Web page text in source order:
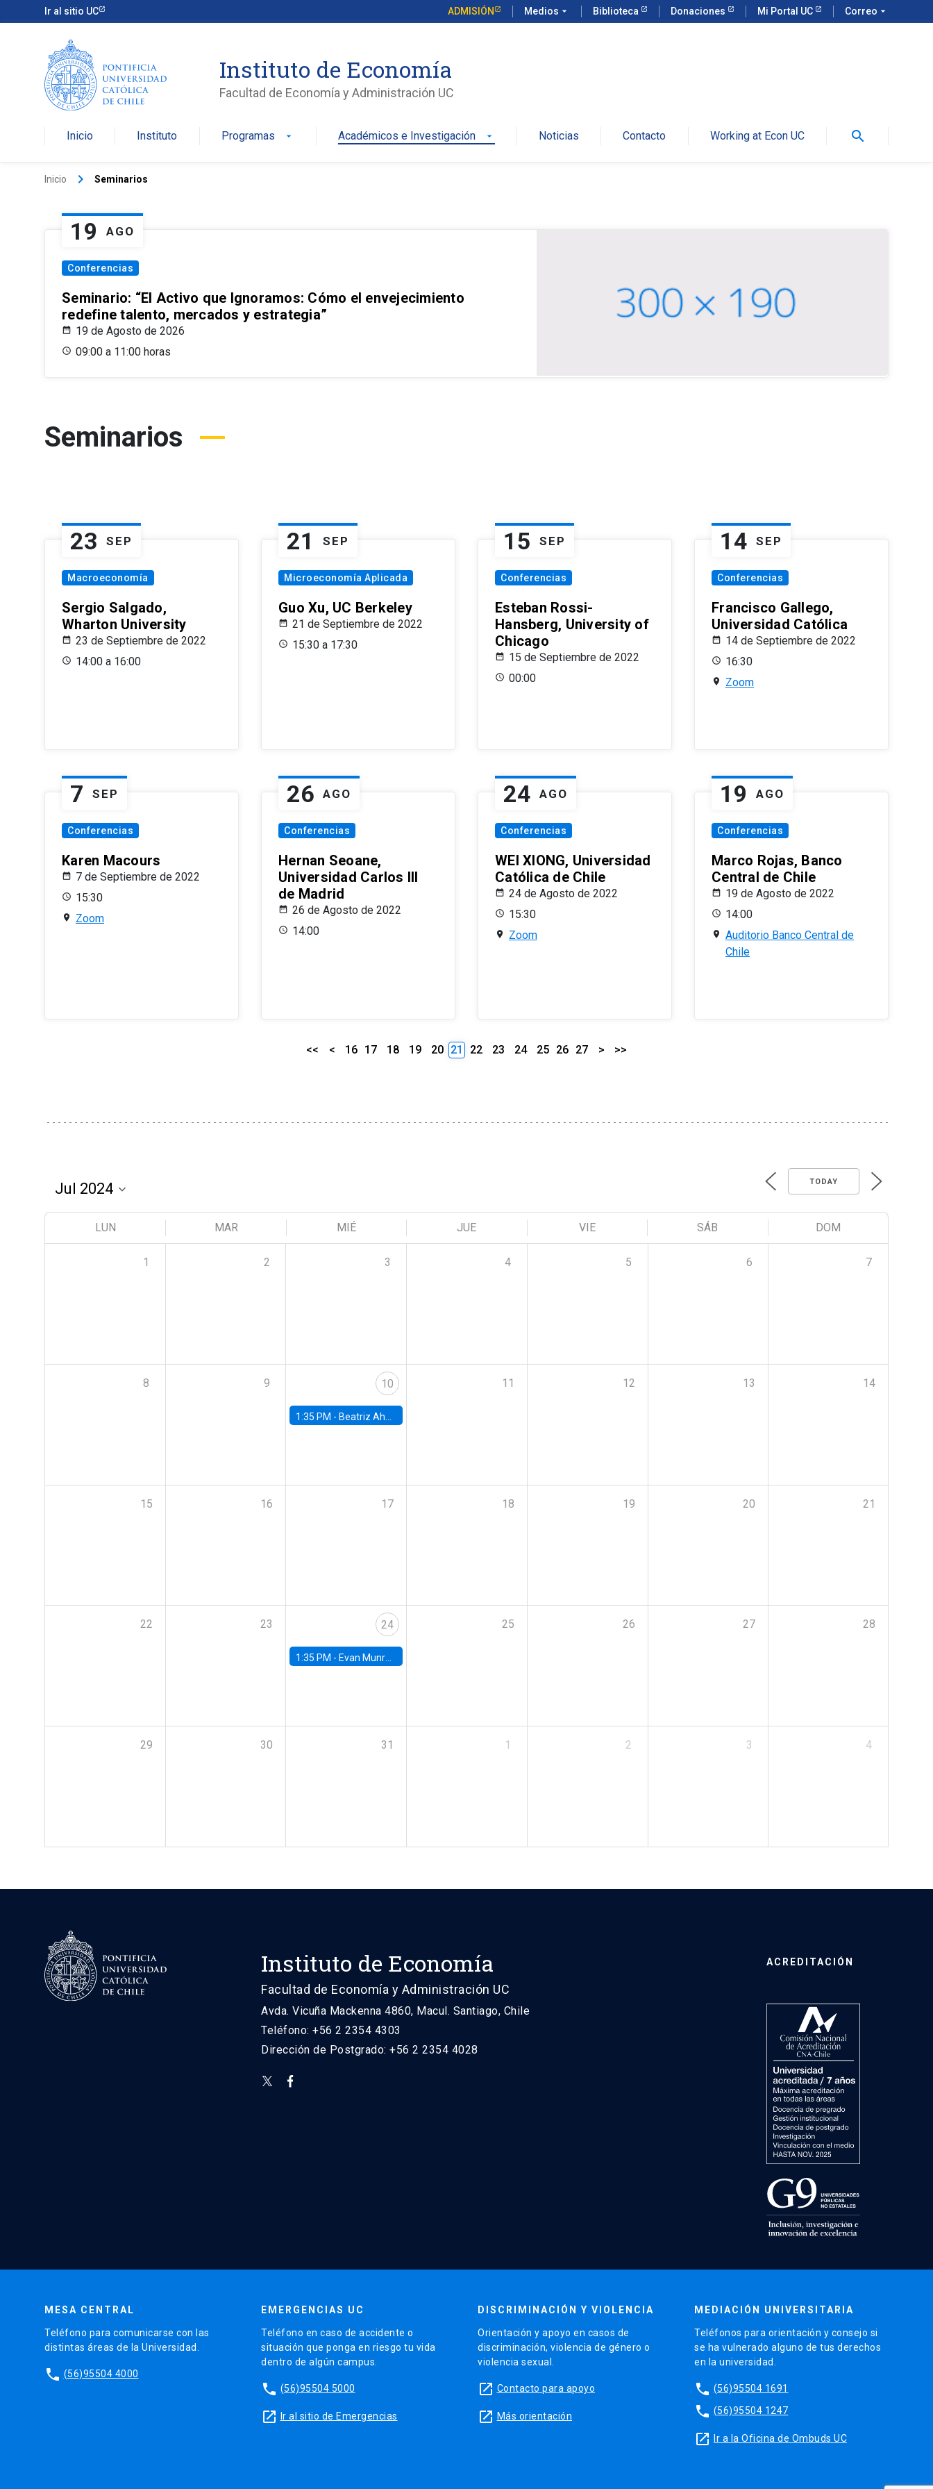
Ir al sitio UC ADMISIÓN Medios arrow_drop_down Biblioteca Donaciones Mi Portal UC Correo arrow_drop_down
Instituto de Economía
Facultad de Economía y Administración UC
Inicio Instituto Programas arrow_drop_down Académicos e Investigación arrow_drop_down Noticias Contacto Working at Econ UC search
Inicio keyboard_arrow_right Seminarios
19 AGO
Conferencias
Seminario: “El Activo que Ignoramos: Cómo el envejecimiento
redefine talento, mercados y estrategia”
19 de Agosto de 2026
09:00 a 11:00 horas
Seminarios
23 SEP
Macroeconomía
Sergio Salgado,
Wharton University
23 de Septiembre de 2022
14:00 a 16:00
21 SEP
Microeconomía Aplicada
Guo Xu, UC Berkeley
21 de Septiembre de 2022
15:30 a 17:30
15 SEP
Conferencias
Esteban Rossi-
Hansberg, University of
Chicago
15 de Septiembre de 2022
00:00
14 SEP
Conferencias
Francisco Gallego,
Universidad Católica
14 de Septiembre de 2022
16:30
Zoom
7 SEP
Conferencias
Karen Macours
7 de Septiembre de 2022
15:30
Zoom
26 AGO
Conferencias
Hernan Seoane,
Universidad Carlos III
de Madrid
26 de Agosto de 2022
14:00
24 AGO
Conferencias
WEI XIONG, Universidad
Católica de Chile
24 de Agosto de 2022
15:30
Zoom
19 AGO
Conferencias
Marco Rojas, Banco
Central de Chile
19 de Agosto de 2022
14:00
Auditorio Banco Central de
Chile
<< < 16 17 18 19 20 21 22 23 24 25 26 27 > >>
TODAY
LUN MAR MIÉ JUE VIE SÁB DOM
1 2 3 4 5 6 7
8 9 10
1:35 PM - Beatriz Ahumada, PhD candidate, Universidad de Pittsburgh
11 12 13 14
15 16 17 18 19 20 21
22 23 24
1:35 PM - Evan Munro, Neyman Visiting Assistant Professor in the Department of Statistics at UC Berkeley
25 26 27 28
29 30 31 1 2 3 4
Instituto de Economía
Facultad de Economía y Administración UC
Avda. Vicuña Mackenna 4860, Macul. Santiago, Chile
Teléfono: +56 2 2354 4303
Dirección de Postgrado: +56 2 2354 4028
ACREDITACIÓN
MESA CENTRAL
Teléfono para comunicarse con las
distintas áreas de la Universidad.
phone (56)95504 4000
EMERGENCIAS UC
Teléfono en caso de accidente o
situación que ponga en riesgo tu vida
dentro de algún campus.
phone (56)95504 5000
launch Ir al sitio de Emergencias
DISCRIMINACIÓN Y VIOLENCIA
Orientación y apoyo en casos de
discriminación, violencia de género o
violencia sexual.
launch Contacto para apoyo
launch Más orientación
MEDIACIÓN UNIVERSITARIA
Teléfonos para orientación y consejo si
se ha vulnerado alguno de tus derechos
en la universidad.
phone (56)95504 1691
phone (56)95504 1247
launch Ir a la Oficina de Ombuds UC